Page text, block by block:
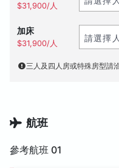
$31,900/人
加床
$31,900/人
三人及四人房或特殊房型請
航班
參考航班 01